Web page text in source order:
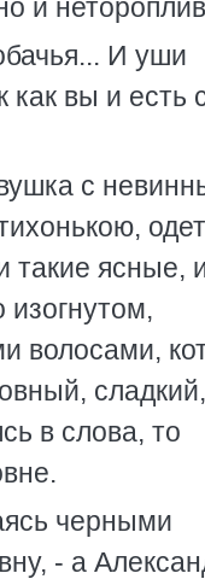
и
И уши
как вы и есть
с
такие ясные,
волосами,
сладкий,
в слова, то
черными
- а